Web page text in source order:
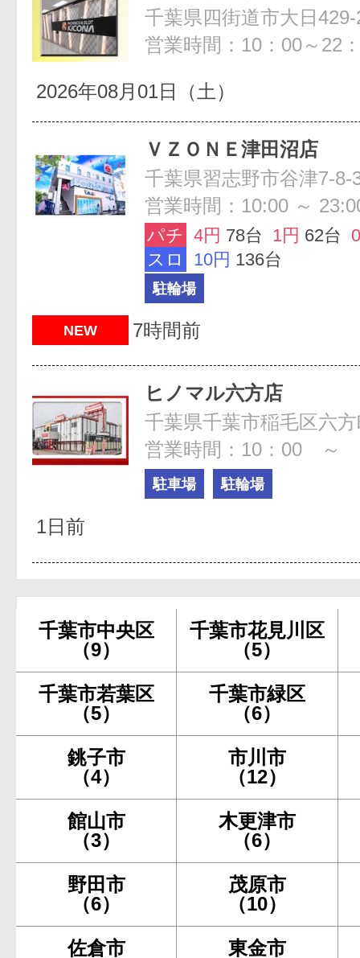
営業時間：10：00～22
2026年08月01日（土）
ＶＺＯＮＥ津田沼店
千葉県習志野市谷津7-8-
営業時間：10:00 ～
パチ 4円 78台 1円 62台
スロ
10円 136台
駐輪場
NEW 7時間前
ヒノマル六方店
千葉県千葉市稲毛区六
営業時間：10：00 ～
駐車場 駐輪場
1日前
千葉市中央区
（9）
千葉市花見川区
（5）
千葉市若葉区
（5）
千葉市緑区
（6）
銚子市
（4）
市川市
（12）
館山市
（3）
木更津市
（6）
野田市
（6）
茂原市
（10）
佐倉市
東金市